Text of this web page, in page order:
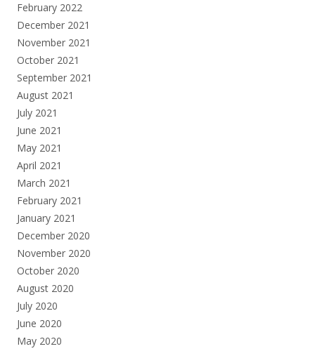
February 2022
December 2021
November 2021
October 2021
September 2021
August 2021
July 2021
June 2021
May 2021
April 2021
March 2021
February 2021
January 2021
December 2020
November 2020
October 2020
August 2020
July 2020
June 2020
May 2020